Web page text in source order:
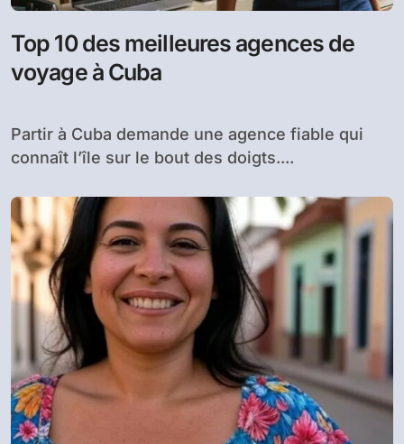
Top 10 des meilleures agences de
voyage à Cuba
Partir à Cuba demande une agence fiable qui
connaît l’île sur le bout des doigts....